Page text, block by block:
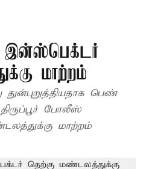
இன்ஸ்பெக்டர்
மாற்றம்
துன்புறுத்தியதாக பெண்
போலீஸ்
மாற்றம்